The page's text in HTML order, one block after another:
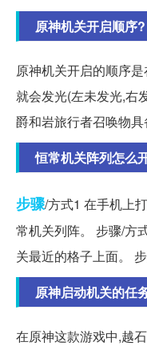
原神机关开启顺序?
原神机关开启的顺序
就会发光(左未发光,右
爵和岩旅行者召唤物具
恒常机关阵列怎么
步骤/方式1 在手机上打
常机关列阵。 步骤/方
关最近的格子上面。
原神启动机关的任
在原神这款游戏中,越